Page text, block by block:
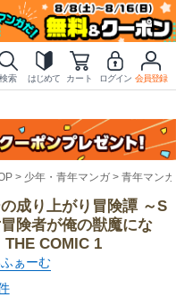
検索 はじめて カート ログイン 会員登録
少年・青年マンガ 青年マンガ
成り上がり冒険譚 ～S
険者が俺の獣魔にな
THE COMIC 1
ぁーむ